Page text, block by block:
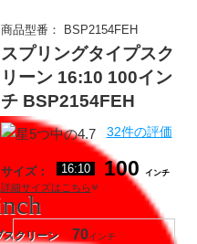
スクリーン
スプリングタイプスク
リーン 16:10 100イン
チBSP2154FEH
商品型番： BSP2154FEH
32件の評価
サイズ： 16:10 100 インチ
詳細サイズはこちら
70インチ